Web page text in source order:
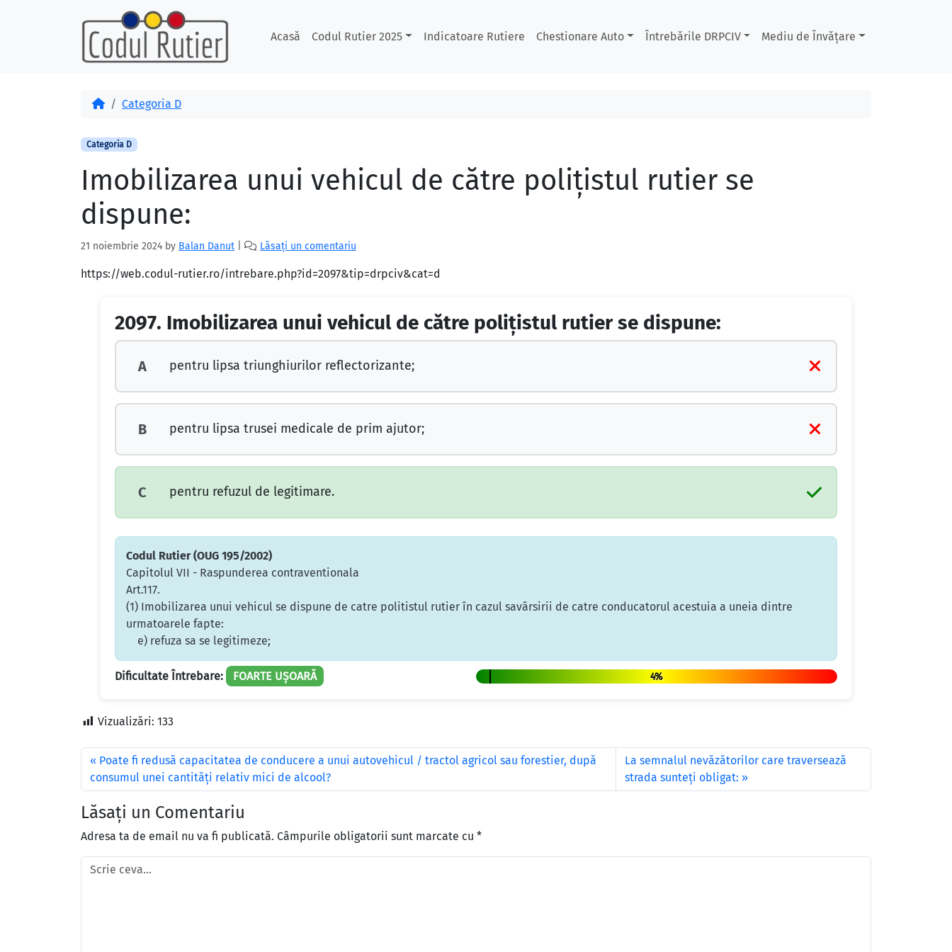
Acasă Codul Rutier 2025 Indicatoare Rutiere Chestionare Auto Întrebările DRPCIV Mediu de Învățare
AcasăCategoria D
Categoria D
Imobilizarea unui vehicul de către poliţistul rutier se
dispune:
21 noiembrie 2024 by Balan Danut Lăsați un comentariu
https://web.codul-rutier.ro/intrebare.php?id=2097&tip=drpciv&cat=d
2097. Imobilizarea unui vehicul de către poliţistul rutier se dispune:
A pentru lipsa triunghiurilor reflectorizante;
B pentru lipsa trusei medicale de prim ajutor;
C pentru refuzul de legitimare.
Codul Rutier (OUG 195/2002)
Capitolul VII - Raspunderea contraventionala
Art.117.
(1) Imobilizarea unui vehicul se dispune de catre politistul rutier în cazul savârsirii de catre conducatorul acestuia a uneia dintre
urmatoarele fapte:
e) refuza sa se legitimeze;
Dificultate Întrebare: FOARTE UȘOARĂ 4%
Vizualizări: 133
Poate fi redusă capacitatea de conducere a unui autovehicul / tractol agricol sau forestier, după
consumul unei cantități relativ mici de alcool?
La semnalul nevăzătorilor care traversează
strada sunteţi obligat:
Lăsați un Comentariu
Adresa ta de email nu va fi publicată. Câmpurile obligatorii sunt marcate cu *